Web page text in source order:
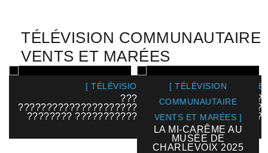
TÉLÉVISION COMMUNAUTAIRE
VENTS ET MARÉES
[ TÉLÉVISION COMMUNAUTAIRE VENTS
????????
2025
[ TÉLÉVISION
COMMUNAUTAIRE
VENTS ET MARÉES ]
LA MI-CARÊME AU
MUSÉE DE
CHARLEVOIX 2025